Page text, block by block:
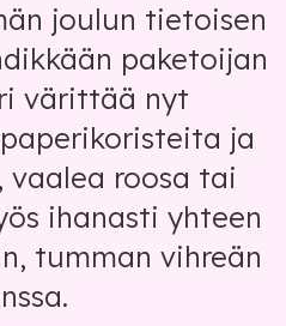
joulun tietoisen
paketoijan
värittää nyt
ja
vaalea roosa tai
ihanasti yhteen
tumman vihreän